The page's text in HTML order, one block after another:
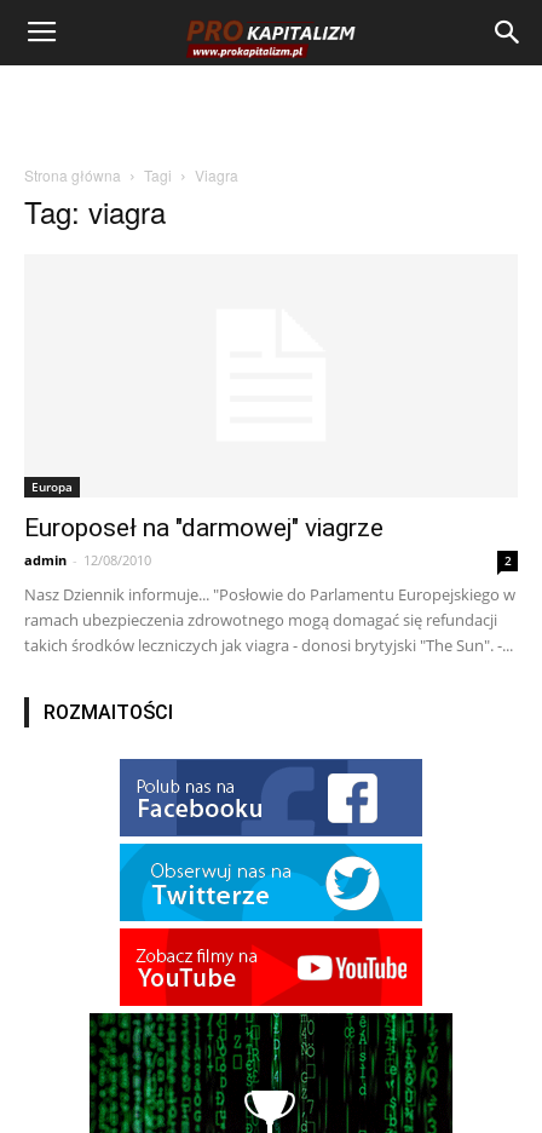
Strona główna Tagi Viagra
Tag: viagra
Europa
Europoseł na "darmowej" viagrze
admin - 12/08/2010 2
Nasz Dziennik informuje... "Posłowie do Parlamentu Europejskiego w
ramach ubezpieczenia zdrowotnego mogą domagać się refundacji
takich środków leczniczych jak viagra - donosi brytyjski "The Sun". -...
ROZMAITOŚCI